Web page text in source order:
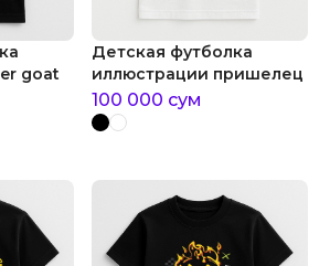
goat
Детская футболка
иллюстрации пришелец
100 000 сум